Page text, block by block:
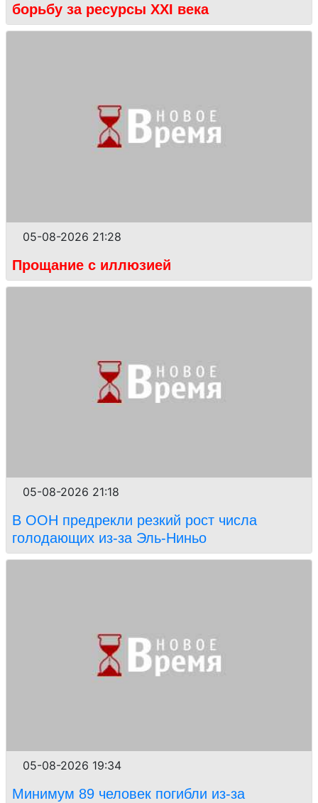
борьбу за ресурсы XXI века
05-08-2026 21:28
Прощание с иллюзией
05-08-2026 21:18
В ООН предрекли резкий рост числа
голодающих из-за Эль-Ниньо
05-08-2026 19:34
Минимум 89 человек погибли из-за